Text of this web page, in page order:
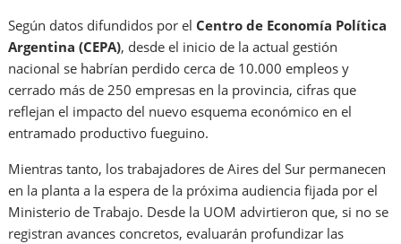
Según datos difundidos por el Centro de Economía Política
Argentina (CEPA), desde el inicio de la actual gestión
nacional se habrían perdido cerca de 10.000 empleos y
cerrado más de 250 empresas en la provincia, cifras que
reflejan el impacto del nuevo esquema económico en el
entramado productivo fueguino.
Mientras tanto, los trabajadores de Aires del Sur permanecen
en la planta a la espera de la próxima audiencia fijada por el
Ministerio de Trabajo. Desde la UOM advirtieron que, si no se
registran avances concretos, evaluarán profundizar las